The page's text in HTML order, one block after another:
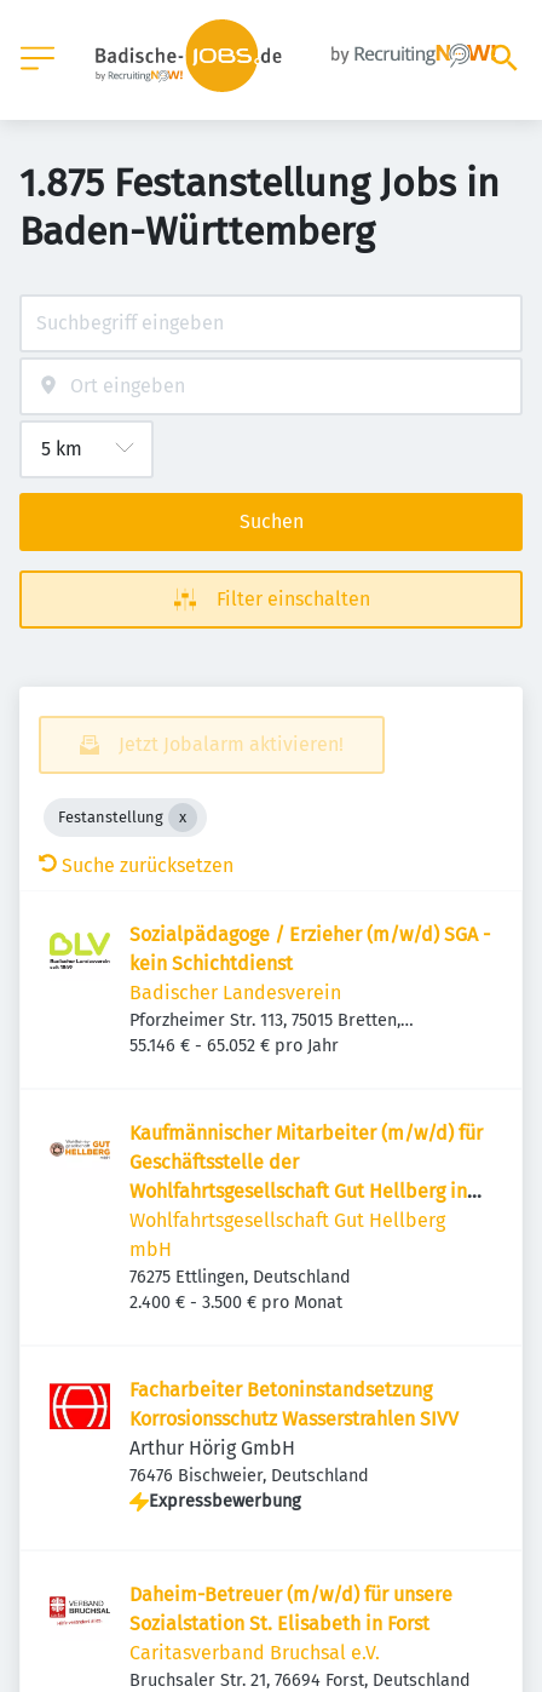
1.875 Festanstellung Jobs in
Baden-Württemberg
Suchen
Filter einschalten
Jetzt Jobalarm aktivieren!
Festanstellung
Suche zurücksetzen
Sozialpädagoge / Erzieher (m/w/d) SGA -
kein Schichtdienst
Badischer Landesverein
Pforzheimer Str. 113, 75015 Bretten,
Deutschland
55.146 € - 65.052 € pro Jahr
Kaufmännischer Mitarbeiter (m/w/d) für
Geschäftsstelle der
Wohlfahrtsgesellschaft Gut Hellberg in
Ettlingen
Wohlfahrtsgesellschaft Gut Hellberg
mbH
76275 Ettlingen, Deutschland
2.400 € - 3.500 € pro Monat
Facharbeiter Betoninstandsetzung
Korrosionsschutz Wasserstrahlen SIVV
Arthur Hörig GmbH
76476 Bischweier, Deutschland
Expressbewerbung
Daheim-Betreuer (m/w/d) für unsere
Sozialstation St. Elisabeth in Forst
Caritasverband Bruchsal e.V.
Bruchsaler Str. 21, 76694 Forst, Deutschland